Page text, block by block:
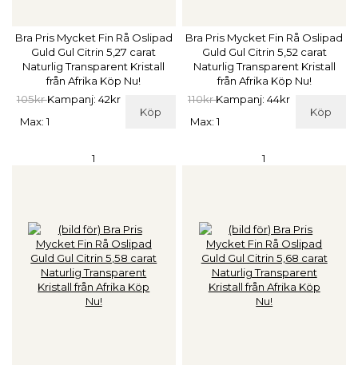
Bra Pris Mycket Fin Rå Oslipad
Guld Gul Citrin 5,27 carat
Naturlig Transparent Kristall
från Afrika Köp Nu!
105krKampanj: 42kr
Köp
Max: 1
Bra Pris Mycket Fin Rå Oslipad
Guld Gul Citrin 5,52 carat
Naturlig Transparent Kristall
från Afrika Köp Nu!
110krKampanj: 44kr
Köp
Max: 1
1 1